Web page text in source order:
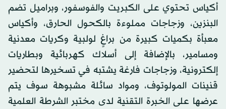
أكياس تحتوي على الكبريت والفوسفور، وبراميل تضم
البنزين، وزجاجات مملوءة بالكحول الحارق، وأكياس
معبأة بكميات كبيرة من براغٍ لولبية وكريات معدنية
ومسامير، بالإضافة إلى أسلاك كهربائية وبطاريات
إلكترونية، وزجاجات فارغة يشتبه في تسخيرها لتحضير
قنينات المولوتوف، ومواد سائلة مشبوهة سوف يتم
عرضها على الخبرة التقنية لدى مختبر الشرطة العلمية